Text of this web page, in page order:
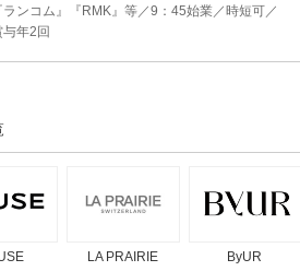
ランコム』『RMK』等／9：45始業／時短可／
与年2回
LA PRAIRIE ByUR